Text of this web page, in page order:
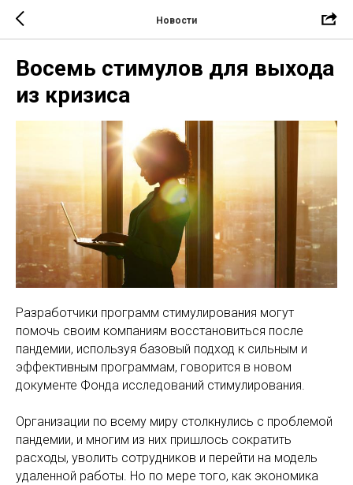
Новости
Восемь стимулов для выхода
из кризиса
Разработчики программ стимулирования могут
помочь своим компаниям восстановиться после
пандемии, используя базовый подход к сильным и
эффективным программам, говорится в новом
документе Фонда исследований стимулирования.
Организации по всему миру столкнулись с проблемой
пандемии, и многим из них пришлось сократить
расходы, уволить сотрудников и перейти на модель
удаленной работы. Но по мере того, как экономика